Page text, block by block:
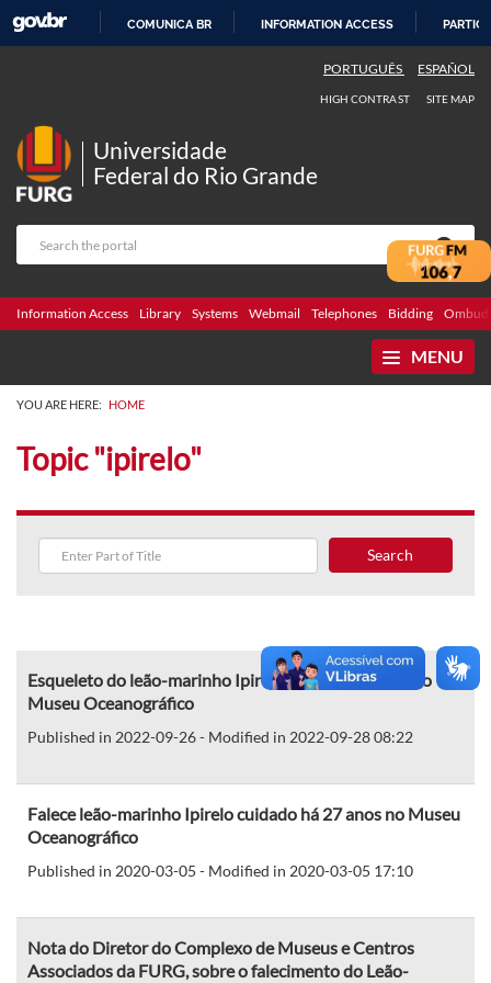
COMUNICA BR INFORMATION ACCESS
PORTUGUÊS ESPAÑOL
HIGH CONTRAST SITE MAP
Universidade
Federal do Rio Grande
Information Access Library Systems Webmail Telephones Bidding
MENU
YOU ARE HERE: HOME
Topic "ipirelo"
Search
Esqueleto do leão-marinho Ipirelo é a nova atração do
Museu Oceanográfico
Published in 2022-09-26 - Modified in 2022-09-28 08:22
Falece leão-marinho Ipirelo cuidado há 27 anos no Museu
Oceanográfico
Published in 2020-03-05 - Modified in 2020-03-05 17:10
Nota do Diretor do Complexo de Museus e Centros
Associados da FURG, sobre o falecimento do Leão-